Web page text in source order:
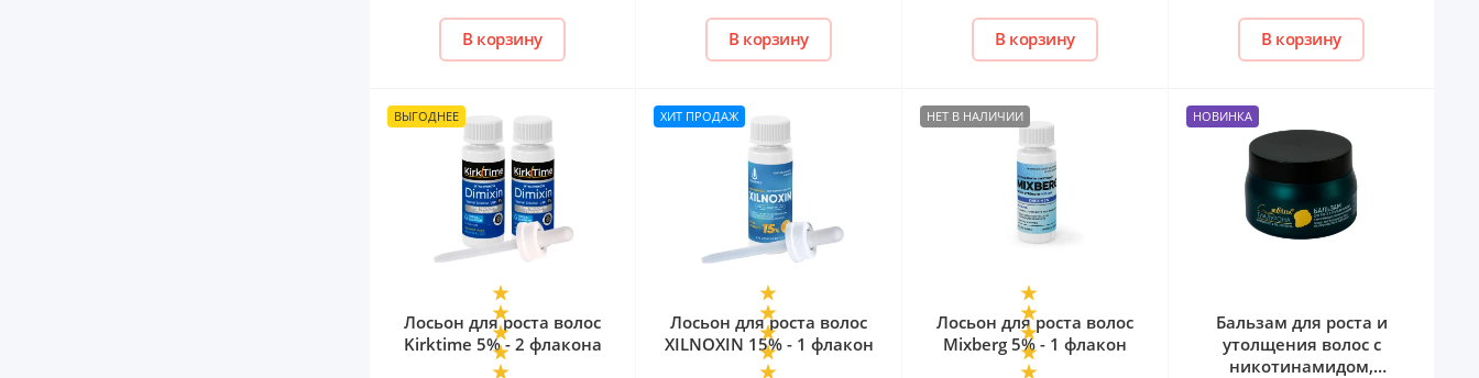
В корзину В корзину В корзину В корзину
ВЫГОДНЕЕ
Лосьон для роста волос
Kirktime 5% - 2 флакона
ХИТ ПРОДАЖ
Лосьон для роста волос
XILNOXIN 15% - 1 флакон
НЕТ В НАЛИЧИИ
Лосьон для роста волос
Mixberg 5% - 1 флакон
НОВИНКА
Бальзам для роста и
утолщения волос с
никотинамидом,